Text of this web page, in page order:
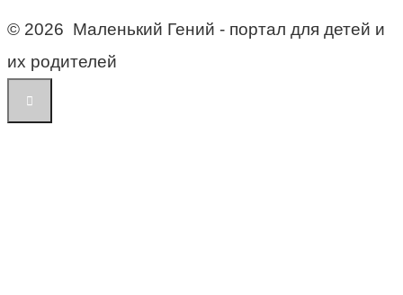
© 2026 Маленький Гений - портал для детей и
их родителей